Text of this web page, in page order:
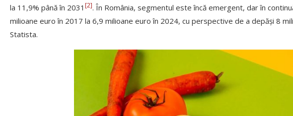
la 11,9% până în 2031 [2]. În România, segmentul este încă emergent, dar în
milioane euro în 2017 la 6,9 milioane euro în 2024, cu perspective de a depăși 8
Statista.